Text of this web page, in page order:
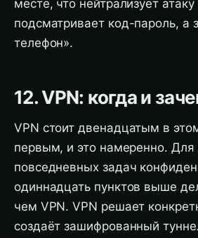
месте, что нейтрализует атаку
подсматривает код-пароль, а
телефон».
12. VPN: когда и
VPN стоит двенадцатым в
первым, и это намеренно. Для
повседневных задач
одиннадцать пунктов выше
чем VPN. VPN решает
создаёт зашифрованный